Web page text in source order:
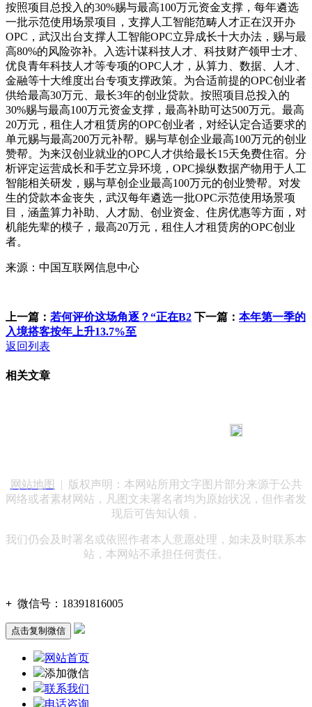
按照项目总投入的30%赐与最高100万元资金支撑，每年遴选
一批示范使用场景项目，支撑人工智能范畴人才正在汉开办
OPC，武汉出台支撑人工智能OPC立异成长十大办法，赐与最
高80%的风险弥补。入选计谋科技人才、科技财产领甲士才、
优良青年科技人才等专项的OPC人才，从算力、数据、人才、
金融等十大维度出台专项支撑政策。为合适前提的OPC创业者
供给最高30万元、最长3年的创业贷款。按照项目总投入的
30%赐与最高100万元资金支撑，最高补助可达500万元。最高
20万元，租住人才租赁房的OPC创业者，对经认定合适要求的
单元赐与最高200万元补帮。赐与草创企业最高100万元的创业
赞帮。为来汉创业就业的OPC人才供给最长15天免费住宿。分
析评定运营成长和手艺立异环境，OPC操纵数据产物用于人工
智能相关研发，赐与草创企业最高100万元的创业赞帮。对发
生的贷款本金丧失，武汉每年遴选一批OPC示范使用场景项
目，涵盖算力补助、人才励、创业资金、住房优惠等方面，对
机能先辈的模子，最高20万元，租住人才租赁房的OPC创业
者。
来源：中国互联网信息中心
上一篇： 若何评价这场角逐？“正在B2 下一篇： 本年第一季的
入境搭客按年上升13.7%至
返回列表
相关文章
网站地图
| 版权声明：本网站所用文字图片部分来源于公共
网络或者素材网站，凡图文未署名者均为原始状况，但作者发
现后可告知认领，
我们仍会及时署名或依照作者本人意愿处理，如未及时联系本
站，本网站不承担任何责任。
+ 微信号： 18391816005
点击复制微信
网站首页
添加微信
联系我们
电话咨询